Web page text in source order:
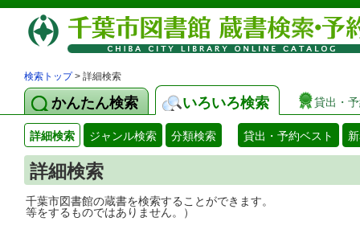
検索トップ> 詳細検索
かんたん検索 いろいろ検索 貸出・
詳細検索 ジャンル検索 分類検索 貸出・予約ベスト
詳細検索
千葉市図書館の蔵書を検索することがで
等をするものではありません。）